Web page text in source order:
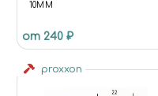
10ММ
от 240 ₽
proxxon